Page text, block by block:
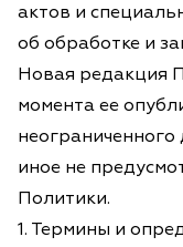
актов и
об обработке и
Новая редакция
момента ее
иное не
Политики.
1. Термины и